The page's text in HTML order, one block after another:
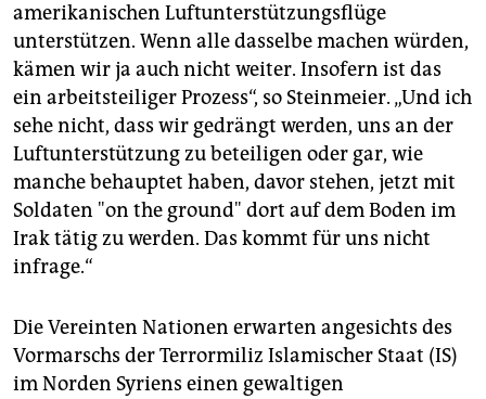
amerikanischen Luftunterstützungsflüge
unterstützen. Wenn alle dasselbe machen würden,
kämen wir ja auch nicht weiter. Insofern ist das
ein arbeitsteiliger Prozess“, so Steinmeier. „Und ich
sehe nicht, dass wir gedrängt werden, uns an der
Luftunterstützung zu beteiligen oder gar, wie
manche behauptet haben, davor stehen, jetzt mit
Soldaten "on the ground" dort auf dem Boden im
Irak tätig zu werden. Das kommt für uns nicht
infrage.“
Die Vereinten Nationen erwarten angesichts des
Vormarschs der Terrormiliz Islamischer Staat (IS)
im Norden Syriens einen gewaltigen